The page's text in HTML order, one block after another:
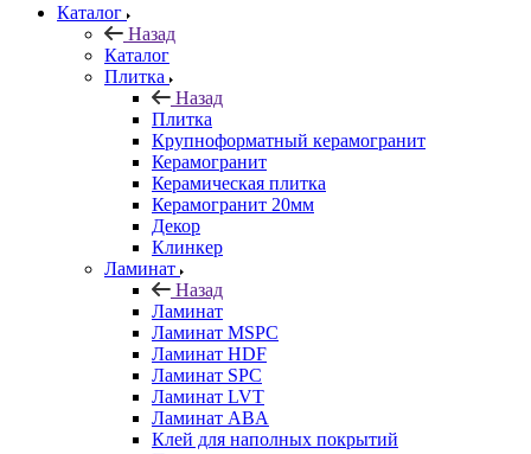
Каталог
Назад
Каталог
Плитка
Назад
Плитка
Крупноформатный керамогранит
Керамогранит
Керамическая плитка
Керамогранит 20мм
Декор
Клинкер
Ламинат
Назад
Ламинат
Ламинат MSPC
Ламинат HDF
Ламинат SPC
Ламинат LVT
Ламинат ABA
Клей для наполных покрытий